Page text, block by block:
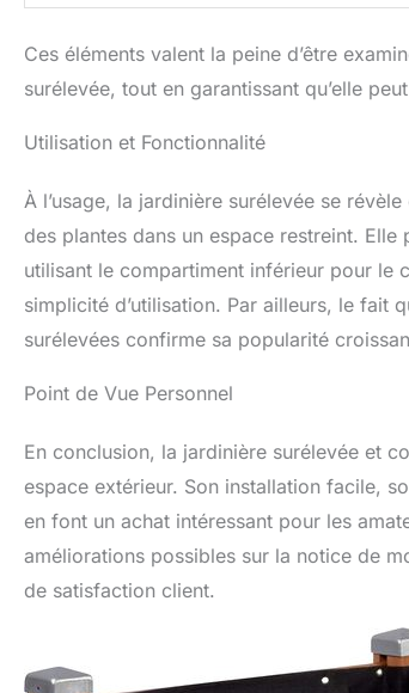
Ces éléments valent la peine d’être
surélevée, tout en garantissant qu’elle
Utilisation et Fonctionnalité
À l’usage, la jardinière surélevée se
des plantes dans un espace restreint.
utilisant le compartiment inférieur pour le
simplicité d’utilisation. Par ailleurs, le fait
surélevées confirme sa popularité
Point de Vue Personnel
En conclusion, la jardinière surélevée et
espace extérieur. Son installation facile,
en font un achat intéressant pour les
améliorations possibles sur la notice de
de satisfaction client.